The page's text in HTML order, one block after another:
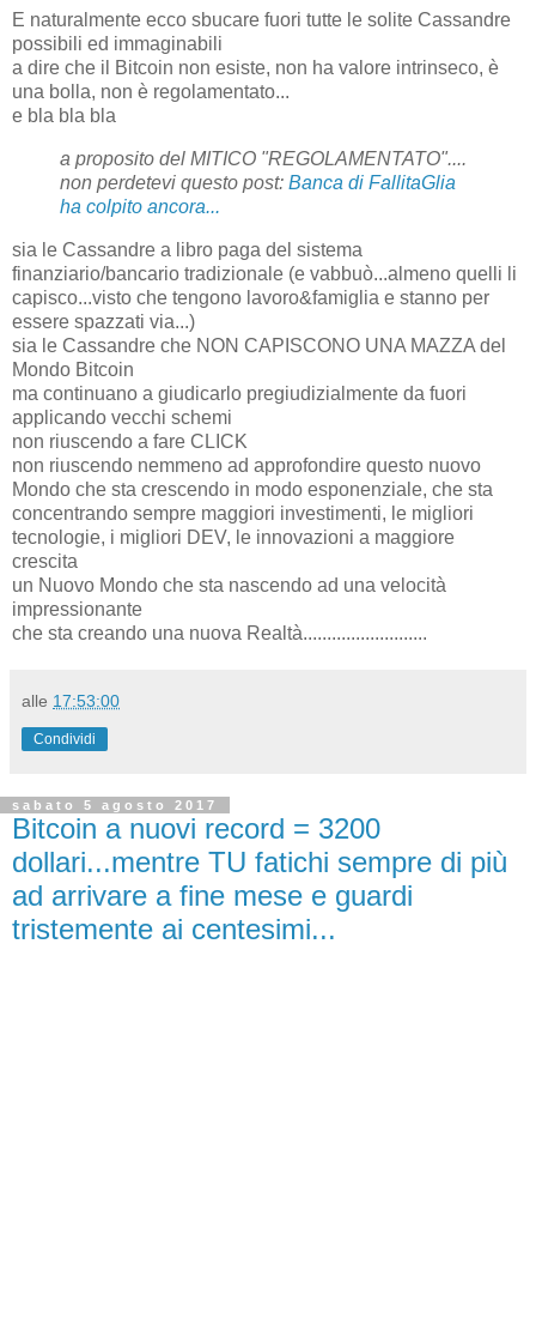
E naturalmente ecco sbucare fuori tutte le solite Cassandre
possibili ed immaginabili
a dire che il Bitcoin non esiste, non ha valore intrinseco, è
una bolla, non è regolamentato...
e bla bla bla
a proposito del MITICO "REGOLAMENTATO"....
non perdetevi questo post: Banca di FallitaGlia
ha colpito ancora...
sia le Cassandre a libro paga del sistema
finanziario/bancario tradizionale (e vabbuò...almeno quelli li
capisco...visto che tengono lavoro&famiglia e stanno per
essere spazzati via...)
sia le Cassandre che NON CAPISCONO UNA MAZZA del
Mondo Bitcoin
ma continuano a giudicarlo pregiudizialmente da fuori
applicando vecchi schemi
non riuscendo a fare CLICK
non riuscendo nemmeno ad approfondire questo nuovo
Mondo che sta crescendo in modo esponenziale, che sta
concentrando sempre maggiori investimenti, le migliori
tecnologie, i migliori DEV, le innovazioni a maggiore
crescita
un Nuovo Mondo che sta nascendo ad una velocità
impressionante
che sta creando una nuova Realtà..........................
alle 17:53:00
Condividi
sabato 5 agosto 2017
Bitcoin a nuovi record = 3200
dollari...mentre TU fatichi sempre di più
ad arrivare a fine mese e guardi
tristemente ai centesimi...